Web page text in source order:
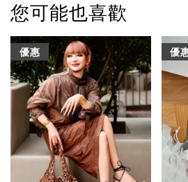
您可能也喜歡
優惠 優